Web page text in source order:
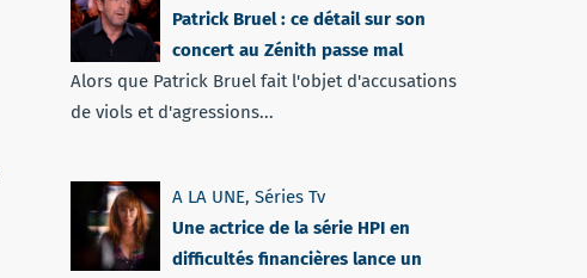
Patrick Bruel : ce détail sur son
concert au Zénith passe mal
Alors que Patrick Bruel fait l'objet d'accusations
de viols et d'agressions...
A LA UNE, Séries Tv
Une actrice de la série HPI en
difficultés financières lance un